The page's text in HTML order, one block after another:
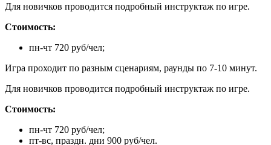
Для новичков проводится подробный инструктаж по игре.
Стоимость:
пн-чт 720 руб/чел;
Игра проходит по разным сценариям, раунды по 7-10 минут.
Для новичков проводится подробный инструктаж по игре.
Стоимость:
пн-чт 720 руб/чел;
пт-вс, праздн. дни 900 руб/чел.